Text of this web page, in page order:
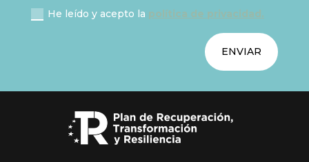
He leído y acepto la política de privacidad.
ENVIAR